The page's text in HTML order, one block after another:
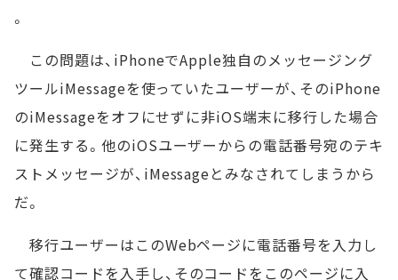
。
この問題は、iPhoneでApple独自のメッセージング
ツールiMessageを使っていたユーザーが、そのiPhone
のiMessageをオフにせずに非iOS端末に移行した場合
に発生する。他のiOSユーザーからの電話番号宛のテキ
ストメッセージが、iMessageとみなされてしまうから
だ。
移行ユーザーはこのWebページに電話番号を入力し
て確認コードを入手し、そのコードをこのページに入